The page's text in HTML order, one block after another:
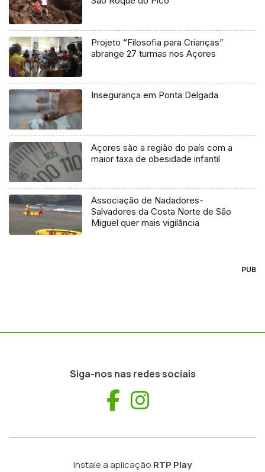
Projeto “Filosofia para Crianças”
abrange 27 turmas nos Açores
Insegurança em Ponta Delgada
Açores são a região do país com a
maior taxa de obesidade infantil
Associação de Nadadores-
Salvadores da Costa Norte de São
Miguel quer mais vigilância
PUB
Siga-nos nas redes sociais
Facebook
Instale a aplicação RTP Play